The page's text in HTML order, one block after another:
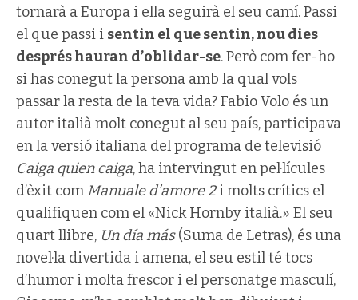
tornarà a Europa i ella seguirà el seu camí. Passi
el que passi i sentin el que sentin, nou dies
després hauran d’oblidar-se. Però com fer-ho
si has conegut la persona amb la qual vols
passar la resta de la teva vida? Fabio Volo és un
autor italià molt conegut al seu país, participava
en la versió italiana del programa de televisió
Caiga quien caiga, ha intervingut en pel·lícules
d’èxit com Manuale d’amore 2i molts crítics el
qualifiquen com el «Nick Hornby italià.» El seu
quart llibre, Un día más(Suma de Letras), és una
novel·la divertida i amena, el seu estil té tocs
d’humor i molta frescor i el personatge masculí,